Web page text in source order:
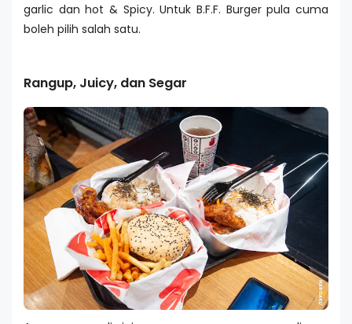
garlic dan hot & Spicy. Untuk B.F.F. Burger pula cuma
boleh pilih salah satu.
Rangup, Juicy, dan Segar